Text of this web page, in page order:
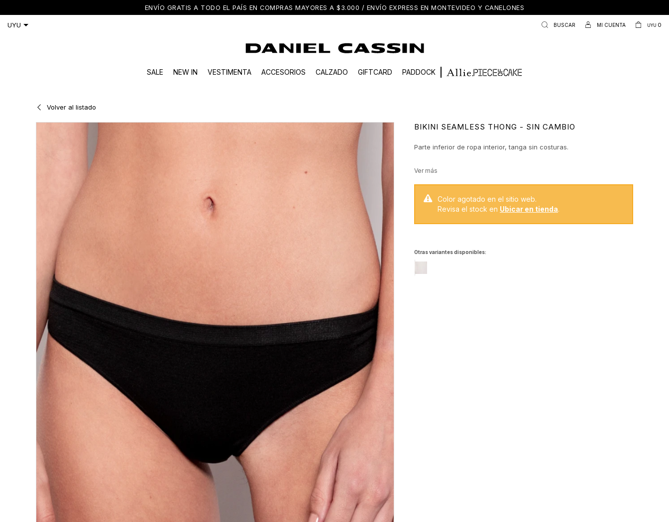
ENVÍO GRATIS A TODO EL PAÍS EN COMPRAS MAYORES A $3.000 / ENVÍO EXPRESS EN MONTEVIDEO Y CANELONES
SALE NEW IN VESTIMENTA ACCESORIOS CALZADO GIFTCARD PADDOCK
UYU 0
Volver al listado
BIKINI SEAMLESS THONG - SIN CAMBIO
Parte inferior de ropa interior, tanga sin costuras.
Color agotado en el sitio web.
Revisa el stock en Ubicar en tienda.
Otras variantes disponibles: